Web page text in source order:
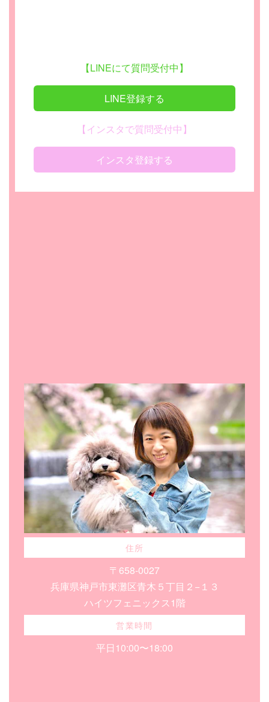
【LINEにて質問受付中】
LINE登録する
【インスタで質問受付中】
インスタ登録する
住所
〒658-0027
兵庫県神戸市東灘区青木５丁目２−１３
ハイツフェニックス1階
営業時間
平日10:00〜18:00